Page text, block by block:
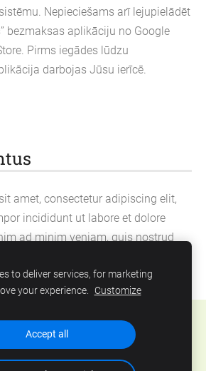
amet, consectetur adipiscing elit,
incididunt ut labore et dolore
ad minim veniam, quis nostrud
Nepieciešams arī lejupielādēt
bezmaksas aplikāciju no Google
Pirms iegādes lūdzu
darbojas Jūsu ierīcē.
Cookies
to deliver services, for marketing
your experience. Customize
Accept all